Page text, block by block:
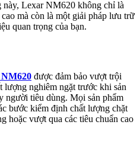
này, Lexar NM620 không chỉ là
mà còn là một giải pháp lưu trữ
quan trọng của bạn.
được đảm bảo vượt trội
lượng nghiêm ngặt trước khi sản
người tiêu dùng. Mọi sản phẩm
bước kiểm định chất lượng chặt
hoặc vượt qua các tiêu chuẩn cao